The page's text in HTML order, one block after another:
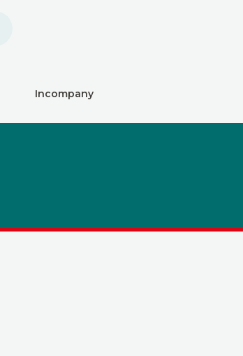
Incompany